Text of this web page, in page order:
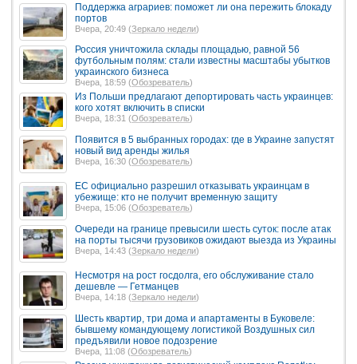
Поддержка аграриев: поможет ли она пережить блокаду
портов
Вчера, 20:49 (Зеркало недели)
Россия уничтожила склады площадью, равной 56
футбольным полям: стали известны масштабы убытков
украинского бизнеса
Вчера, 18:59 (Обозреватель)
Из Польши предлагают депортировать часть украинцев:
кого хотят включить в списки
Вчера, 18:31 (Обозреватель)
Появится в 5 выбранных городах: где в Украине запустят
новый вид аренды жилья
Вчера, 16:30 (Обозреватель)
ЕС официально разрешил отказывать украинцам в
убежище: кто не получит временную защиту
Вчера, 15:06 (Обозреватель)
Очереди на границе превысили шесть суток: после атак
на порты тысячи грузовиков ожидают выезда из Украины
Вчера, 14:43 (Зеркало недели)
Несмотря на рост госдолга, его обслуживание стало
дешевле — Гетманцев
Вчера, 14:18 (Зеркало недели)
Шесть квартир, три дома и апартаменты в Буковеле:
бывшему командующему логистикой Воздушных сил
предъявили новое подозрение
Вчера, 11:08 (Обозреватель)